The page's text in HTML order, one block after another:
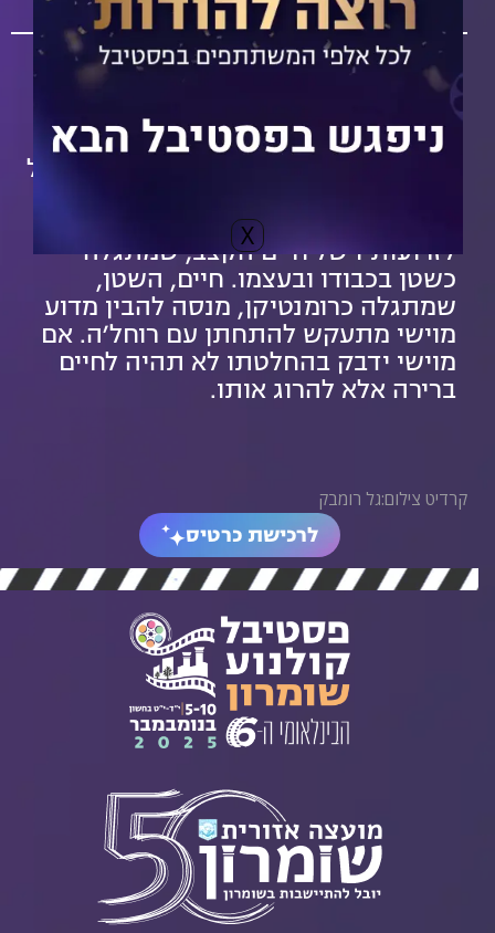
15
תקציר הסרט:
מוישי מאוהב ברוחל'ה, אישה צעירה שכל
ואמו שכועסים על החלטתו, הישר
לזרועותיו של חיים הקצב, שמתגלה
כשטן בכבודו ובעצמו. חיים, השטן,
שמתגלה כרומנטיקן, מנסה להבין מדוע
מוישי מתעקש להתחתן עם רוחל'ה. אם
מוישי ידבק בהחלטתו לא תהיה לחיים
ברירה אלא להרוג אותו.
קרדיט צילום:גל רומבק
לרכישת כרטיס
X